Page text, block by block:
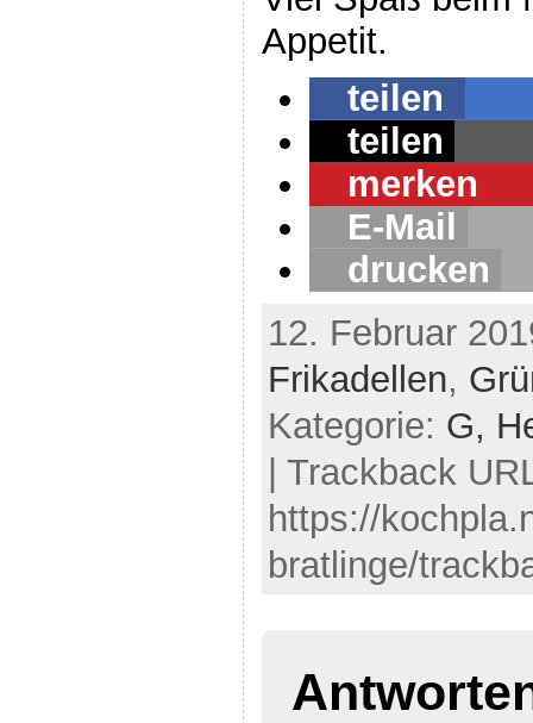
Appetit.
teilen
teilen
merken
E-Mail
drucken
12. Februar
Frikadellen,
Kategorie: G,
| Trackback
https://
bratlinge/